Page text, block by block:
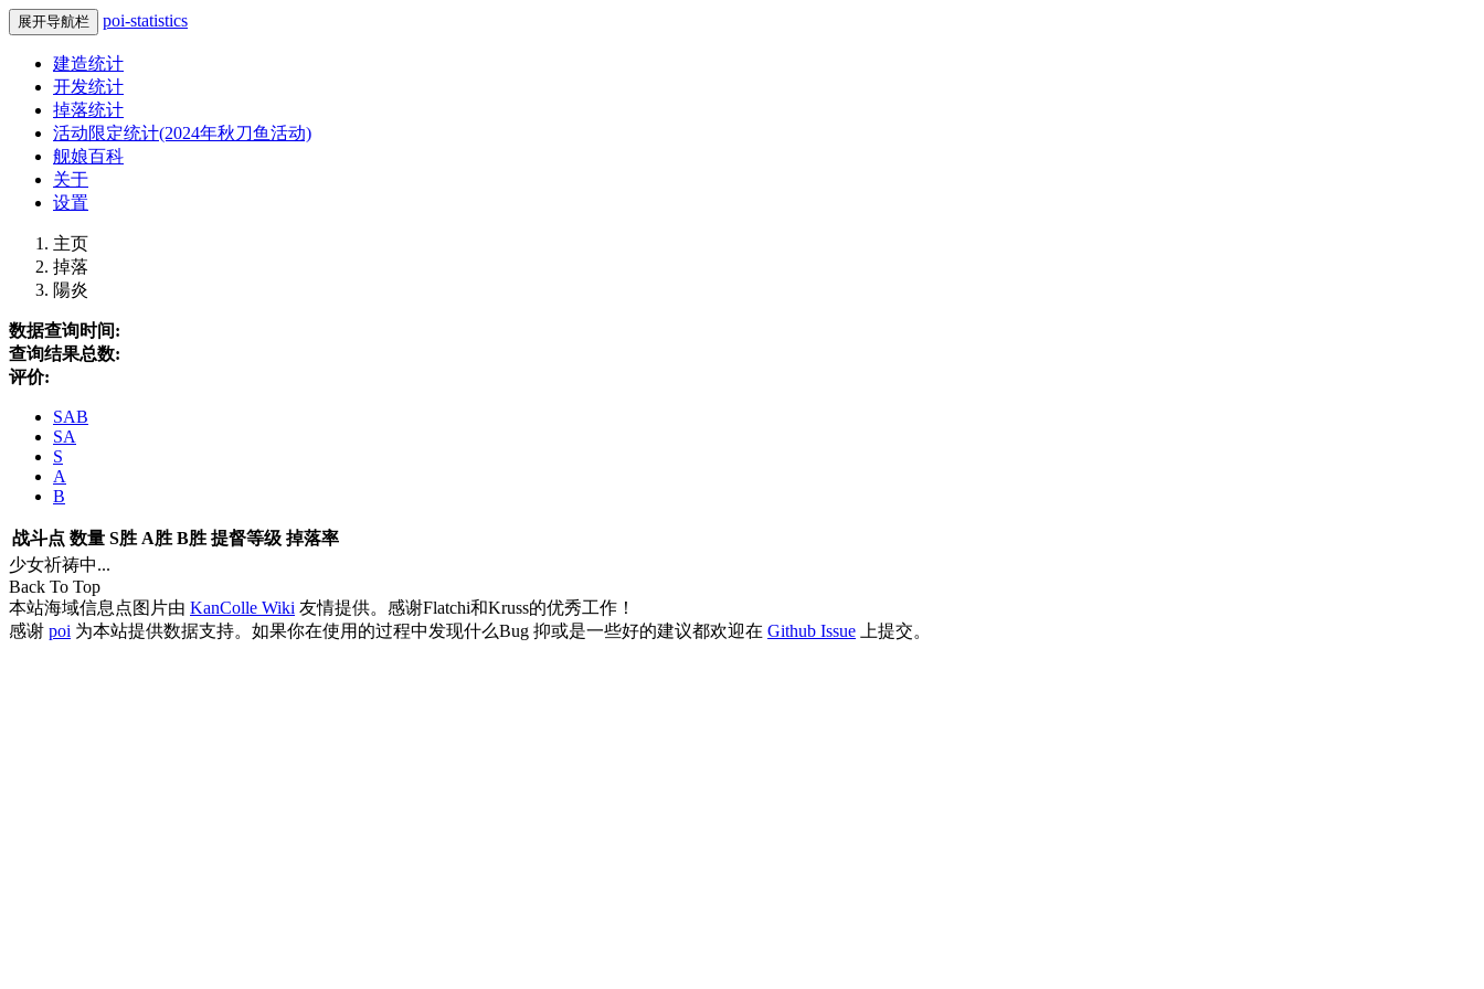
展开导航栏 poi-statistics
建造统计
开发统计
掉落统计
活动限定统计(2024年秋刀鱼活动)
舰娘百科
关于
设置
主页
掉落
陽炎
数据查询时间:
查询结果总数:
评价:
SAB
SA
S
A
B
战斗点 数量 S胜 A胜 B胜 提督等级 掉落率
少女祈祷中...
Back To Top
本站海域信息点图片由 KanColle Wiki 友情提供。感谢Flatchi和Kruss的优秀工作！
感谢 poi 为本站提供数据支持。如果你在使用的过程中发现什么Bug 抑或是一些好的建议都欢迎在 Github Issue 上提交。